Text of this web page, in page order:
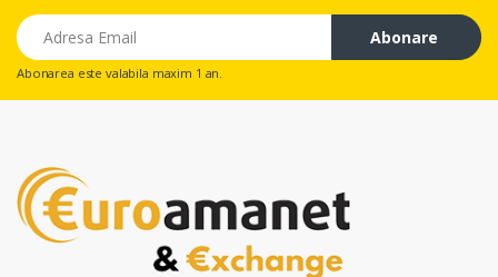
Email
Abonare
Abonarea este valabila maxim 1 an.